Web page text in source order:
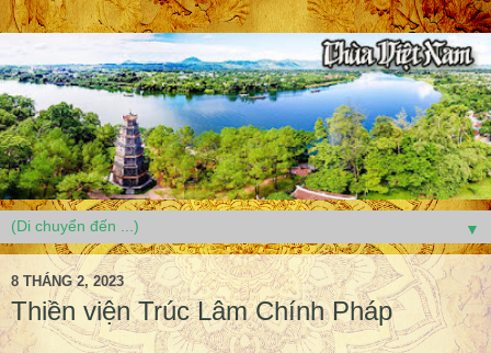
▼
8 THÁNG 2, 2023
Thiền viện Trúc Lâm Chính Pháp